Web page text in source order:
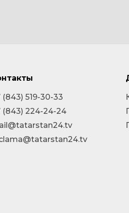
(843) 519-30-33
(843) 224-24-24